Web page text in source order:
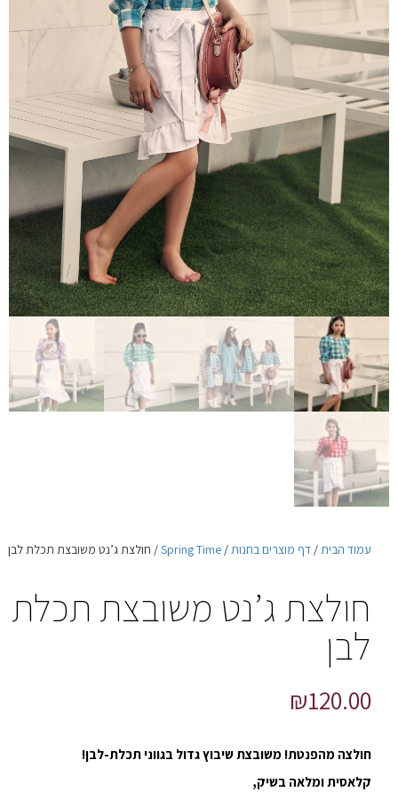
עמוד הבית/ דף מוצרים בחנות/
Spring Time/ חולצת ג’נט משובצת תכלת לבן
חולצת ג’נט משובצת תכלת
לבן
₪120.00
חולצה מהפנטת! משובצת שיבוץ גדול בגווני תכלת-לבן!
קלאסית ומלאה בשיק,